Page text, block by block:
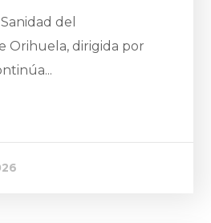
del
Orihuela, dirigida por